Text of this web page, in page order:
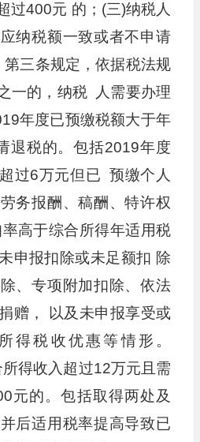
过400元 的；(三)纳税人
纳税额一致或者不申请
三条规定，依据税法规
一的，纳税 人需要办理
年度已预缴税额大于年
退税的。包括2019年度
过6万元但已 预缴个人
务报酬、稿酬、特许权
高于综合所得年适用税
申报扣除或未足额扣 除
、专项附加扣除、依法
赠， 以及未申报享受或
得税收优惠等情形。
得收入超过12万元且需
元的。包括取得两处及
后适用税率提高导致已